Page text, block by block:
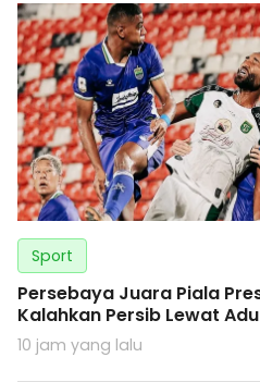
Sport
Persebaya Juara Piala
Kalahkan Persib Lewat
10 jam yang lalu